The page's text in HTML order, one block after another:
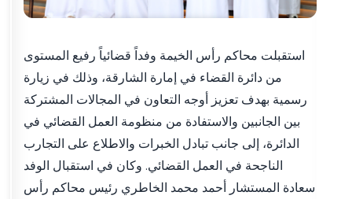
استقبلت محاكم رأس الخيمة وفداً قضائياً رفيع المستوى
من دائرة القضاء في إمارة الشارقة، وذلك في زيارة
رسمية بهدف تعزيز أوجه التعاون في المجالات المشتركة
بين الجانبين والاستفادة من منظومة العمل القضائي في
الدائرة، إلى جانب تبادل الخبرات والاطلاع على التجارب
الناجحة في العمل القضائي. وكان في استقبال الوفد
سعادة المستشار أحمد محمد الخاطري رئيس محاكم رأس